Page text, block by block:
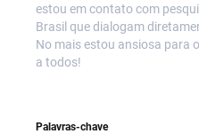
estou em contato com
Brasil que dialogam
No mais estou ansiosa para
a todos!
Palavras-chave